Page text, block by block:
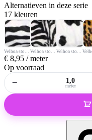
Alternatieven in deze serie
17 kleuren
€ 8,95 / meter
Op voorraad
− meter